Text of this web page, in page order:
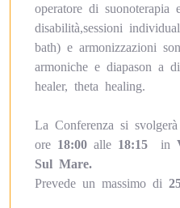
operatore di
disabilità,sessioni
bath) e armonizzazioni
armoniche e diapason a
healer, theta healing.
La Conferenza si
ore 18:00 alle 18:15 in
Sul Mare.
Prevede un massimo di